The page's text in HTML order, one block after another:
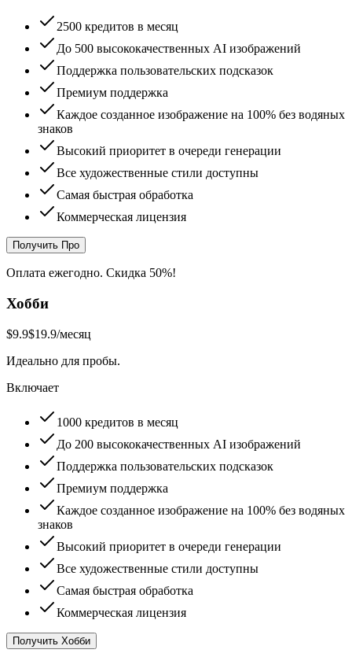
2500 кредитов в месяц
До 500 высококачественных AI изображений
Поддержка пользовательских подсказок
Премиум поддержка
Каждое созданное изображение на 100% без водяных
знаков
Высокий приоритет в очереди генерации
Все художественные стили доступны
Самая быстрая обработка
Коммерческая лицензия
Получить Про
Оплата ежегодно. Скидка 50%!
Хобби
$9.9$19.9/месяц
Идеально для пробы.
Включает
1000 кредитов в месяц
До 200 высококачественных AI изображений
Поддержка пользовательских подсказок
Премиум поддержка
Каждое созданное изображение на 100% без водяных
знаков
Высокий приоритет в очереди генерации
Все художественные стили доступны
Самая быстрая обработка
Коммерческая лицензия
Получить Хобби